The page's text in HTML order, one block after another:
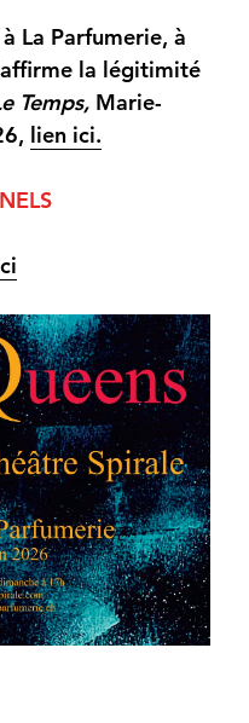
La Parfumerie, à
la légitimité
Temps, Marie-
lien ici.